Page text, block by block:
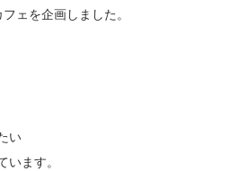
ェを企画しました。
い
ます。